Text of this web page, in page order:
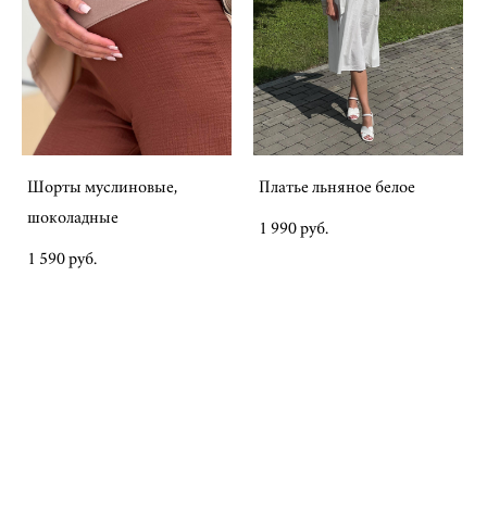
Шорты муслиновые,
шоколадные
1 590 pуб.
Платье льняное белое
1 990 pуб.